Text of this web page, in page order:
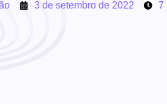
3 de setembro de 2022 7